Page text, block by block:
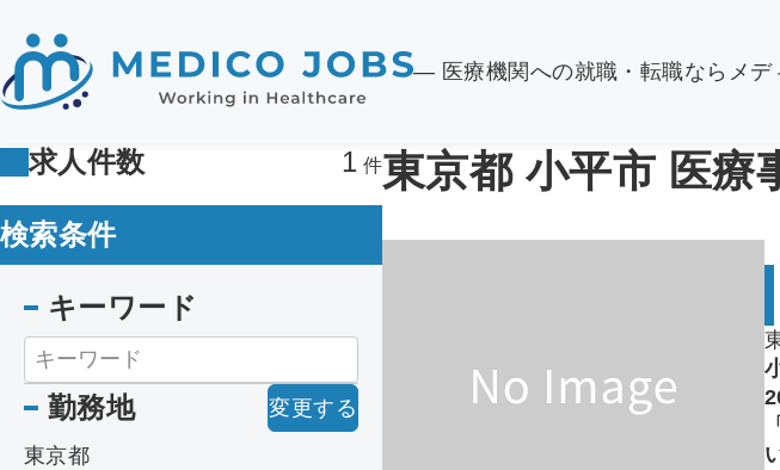
― 医療機関への就職・転職ならメ
求人件数 1
検索条件
キーワード
勤務地
変更する
東京都
東京都 小平市 医療